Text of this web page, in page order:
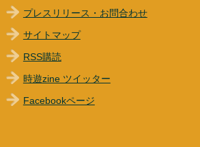
プレスリリース・お問合わせ
サイトマップ
RSS購読
時遊zine ツイッター
Facebookページ